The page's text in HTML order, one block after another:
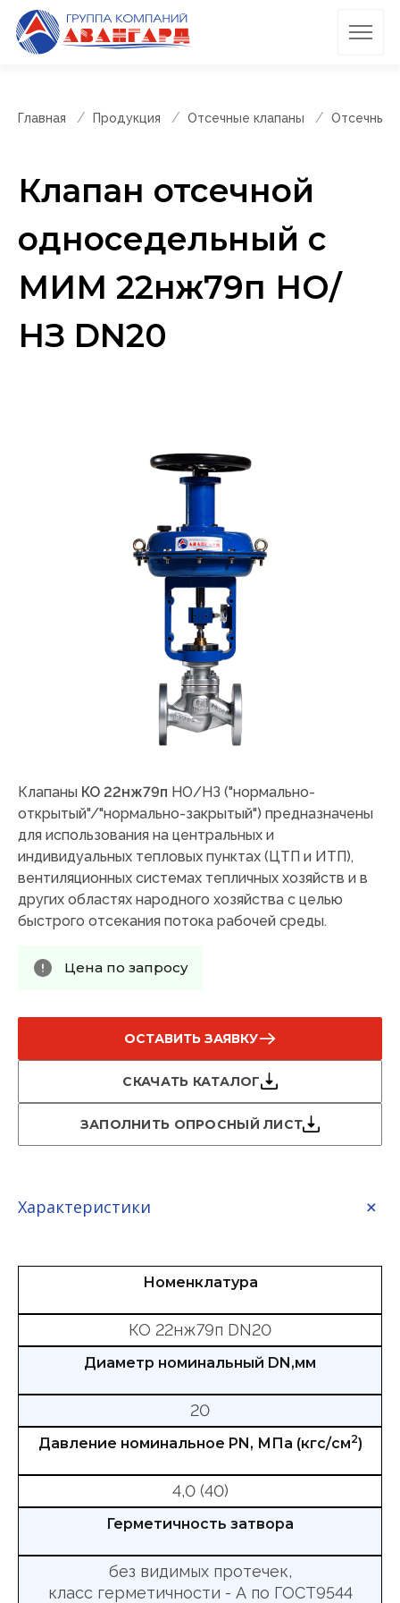
Главная Продукция Отсечные клапаны Отсечные
Клапан отсечной
односедельный с
МИМ 22нж79п НО/
НЗ DN20
Клапаны КО 22нж79п НО/НЗ ("нормально-
открытый"/"нормально-закрытый") предназначены
для использования на центральных и
индивидуальных тепловых пунктах (ЦТП и ИТП),
вентиляционных системах тепличных хозяйств и в
других областях народного хозяйства с целью
быстрого отсекания потока рабочей среды.
Цена по запросу
ОСТАВИТЬ ЗАЯВКУ
СКАЧАТЬ КАТАЛОГ
ЗАПОЛНИТЬ ОПРОСНЫЙ ЛИСТ
Характеристики
Номенклатура
КО 22нж79п DN20
Диаметр номинальный DN,мм
20
Давление номинальное PN, МПа (кгс/см2)
4,0 (40)
Герметичность затвора
без видимых протечек,
класс герметичности - А по ГОСТ9544